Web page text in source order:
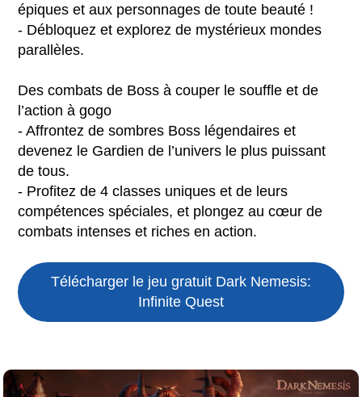
épiques et aux personnages de toute beauté !
- Débloquez et explorez de mystérieux mondes
parallèles.
Des combats de Boss à couper le souffle et de
l’action à gogo
- Affrontez de sombres Boss légendaires et
devenez le Gardien de l’univers le plus puissant
de tous.
- Profitez de 4 classes uniques et de leurs
compétences spéciales, et plongez au cœur de
combats intenses et riches en action.
Télécharger le jeu gratuit Dark Nemesis:
Infinite Quest